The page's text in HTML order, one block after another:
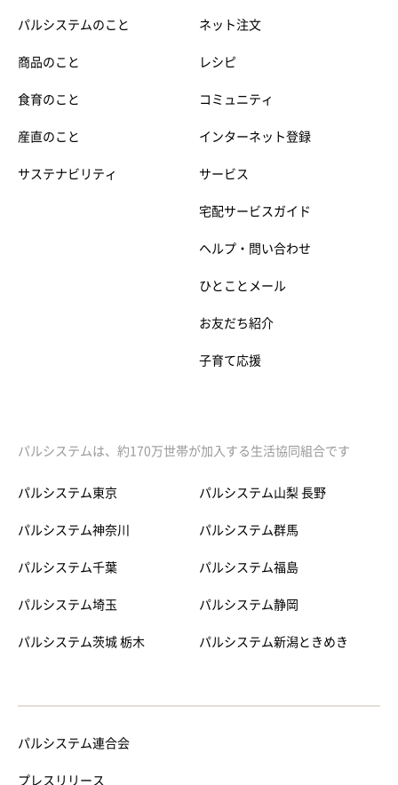
パルシステムのこと
商品のこと
食育のこと
産直のこと
サステナビリティ
ネット注文
レシピ
コミュニティ
インターネット登録
サービス
宅配サービスガイド
ヘルプ・問い合わせ
ひとことメール
お友だち紹介
子育て応援
パルシステムは、約170万世帯が加入する生活協同組合です
パルシステム東京
パルシステム神奈川
パルシステム千葉
パルシステム埼玉
パルシステム茨城 栃木
パルシステム山梨 長野
パルシステム群馬
パルシステム福島
パルシステム静岡
パルシステム新潟ときめき
パルシステム連合会
プレスリリース